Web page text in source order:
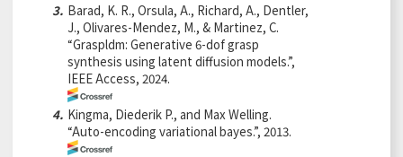
3. Barad, K. R., Orsula, A., Richard, A., Dentler,
J., Olivares-Mendez, M., & Martinez, C.
“Graspldm: Generative 6-dof grasp
synthesis using latent diffusion models.”,
IEEE Access, 2024.
4. Kingma, Diederik P., and Max Welling.
“Auto-encoding variational bayes.”, 2013.